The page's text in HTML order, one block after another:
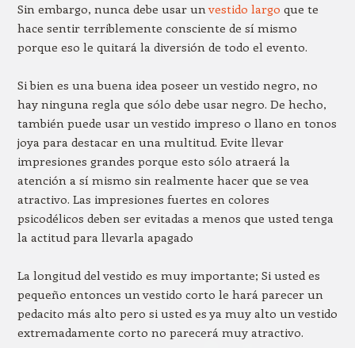
Sin embargo, nunca debe usar unvestido largo que te
hace sentir terriblemente consciente de sí mismo
porque eso le quitará la diversión de todo el evento.
Si bien es una buena idea poseer un vestido negro, no
hay ninguna regla que sólo debe usar negro. De hecho,
también puede usar un vestido impreso o llano en tonos
joya para destacar en una multitud. Evite llevar
impresiones grandes porque esto sólo atraerá la
atención a sí mismo sin realmente hacer que se vea
atractivo. Las impresiones fuertes en colores
psicodélicos deben ser evitadas a menos que usted tenga
la actitud para llevarla apagado
La longitud del vestido es muy importante; Si usted es
pequeño entonces un vestido corto le hará parecer un
pedacito más alto pero si usted es ya muy alto un vestido
extremadamente corto no parecerá muy atractivo.